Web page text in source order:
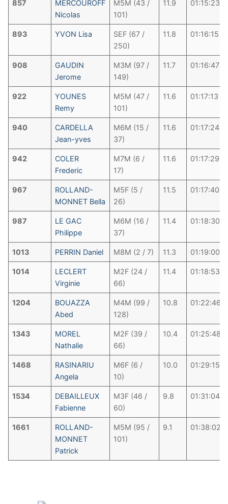
857
MERCOUROFF
Nicolas
M5M (43 /
101)
11.9 01:15:23
893 YVON Lisa
SEF (67 /
250)
11.8 01:16:15
908
GAUDIN
Jerome
M3M (97 /
149)
11.7 01:16:47
922
YOUNES
Remy
M5M (47 /
101)
11.6 01:17:13
940
CARDELLA
Jean-yves
M6M (15 /
37)
11.6 01:17:24
942
COLER
Frederic
M7M (6 /
17)
11.6 01:17:29
967
ROLLAND-
MONNET Bella
M5F (5 /
26)
11.5 01:17:40
987
LE GAC
Philippe
M6M (16 /
37)
11.4 01:18:30
1013 PERRIN Daniel M8M (2 / 7) 11.3 01:19:00
1014
LECLERT
Virginie
M2F (24 /
66)
11.4 01:18:53
1204
BOUAZZA
Abed
M4M (99 /
128)
10.8 01:22:46
1343
MOREL
Nathalie
M2F (39 /
66)
10.4 01:25:48
1468
RASINARIU
Angela
M6F (6 /
10)
10.0 01:29:15
1534
DEBAILLEUX
Fabienne
M3F (46 /
60)
9.8 01:31:04
1661
ROLLAND-
MONNET
Patrick
M5M (95 /
101)
9.1 01:38:02